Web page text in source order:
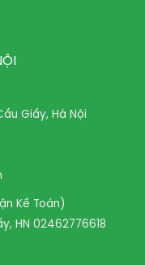
Giấy, Hà Nội
Kế Toán)
HN 02462776618